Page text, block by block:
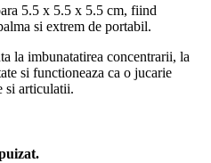
5.5 x 5.5 x 5.5 cm, fiind
si extrem de portabil.
la imbunatatirea concentrarii, la
si functioneaza ca o jucarie
si articulatii.